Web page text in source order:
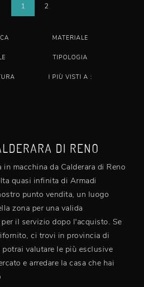
1 2
MATERIALE
TIPOLOGIA
I PIÙ VISTI A :
DI RENO
macchina da Calderara di Reno
quasi infinita di Armadi
punto vendita, un luogo
zona per una valida
il servizio dopo l'acquisto. Se
ci trovi in provincia di
valutare le più esclusive
e arredare la casa che hai